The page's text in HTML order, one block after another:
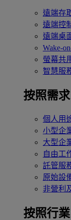
遠端存
遠端控
遠端桌
Wake-
螢幕共
智慧服
按照需求
個人用
小型企
大型企
自由工
託管服
原始設
非營利
按照行業